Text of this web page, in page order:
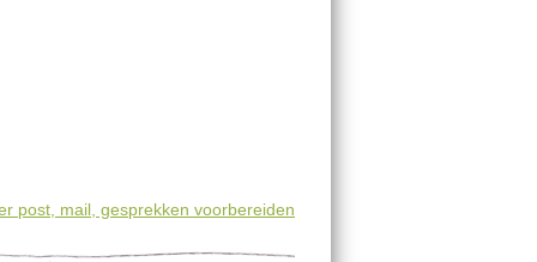
post, mail, gesprekken voorbereiden